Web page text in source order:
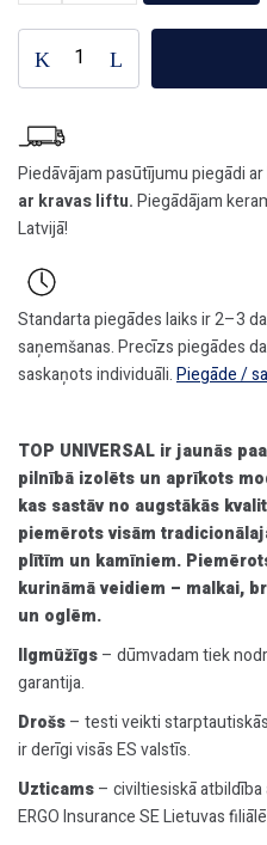
Piedāvājam pasūtījumu piegādi
ar kravas liftu.Piegādājam
Latvijā!
Standarta piegādes laiks ir 2–3
saņemšanas. Precīzs piegādes
saskaņots individuāli.Piegāde /
TOP UNIVERSAL ir jaunās
pilnībā izolēts un aprīkots
kas sastāv no augstākās
piemērots visām
plītīm un kamīniem.
kurināmā veidiem – malkai,
un oglēm.
Ilgmūžīgs– dūmvadam tiek
garantija.
Drošs– testi veikti
ir derīgi visās ES valstīs.
Uzticams– civiltiesiskā atbildība
ERGO Insurance SE Lietuvas